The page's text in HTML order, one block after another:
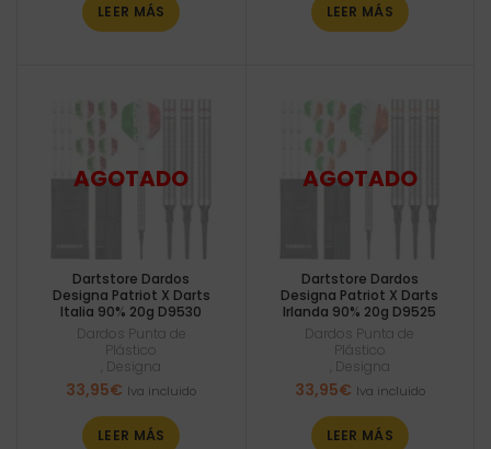
LEER MÁS LEER MÁS
Dartstore Dardos
Designa Patriot X Darts
Italia 90% 20g D9530
Dardos Punta de
Plástico
Designa
33,95€ Iva incluido
LEER MÁS
Dartstore Dardos
Designa Patriot X Darts
Irlanda 90% 20g D9525
Dardos Punta de
Plástico
Designa
33,95€ Iva incluido
LEER MÁS